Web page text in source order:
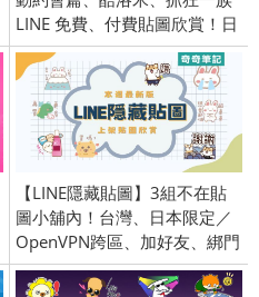
LINE 免費、付費貼圖欣賞！日
本、土耳其、印尼、台灣限定
【LINE隱藏貼圖】3組不在貼
圖小舖內！台灣、日本限定／
OpenVPN跨區、加好友、綁門
號／2024/09/25